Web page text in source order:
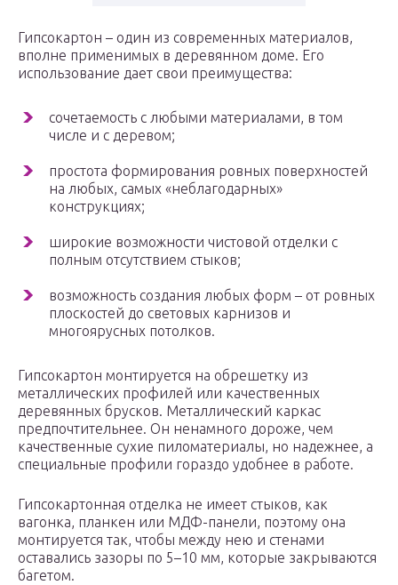
Гипсокартон – один из современных материалов,
вполне применимых в деревянном доме. Его
использование дает свои преимущества:
сочетаемость с любыми материалами, в том
числе и с деревом;
простота формирования ровных поверхностей
на любых, самых «неблагодарных»
конструкциях;
широкие возможности чистовой отделки с
полным отсутствием стыков;
возможность создания любых форм – от ровных
плоскостей до световых карнизов и
многоярусных потолков.
Гипсокартон монтируется на обрешетку из
металлических профилей или качественных
деревянных брусков. Металлический каркас
предпочтительнее. Он ненамного дороже, чем
качественные сухие пиломатериалы, но надежнее, а
специальные профили гораздо удобнее в работе.
Гипсокартонная отделка не имеет стыков, как
вагонка, планкен или МДФ-панели, поэтому она
монтируется так, чтобы между нею и стенами
оставались зазоры по 5–10 мм, которые закрываются
багетом.